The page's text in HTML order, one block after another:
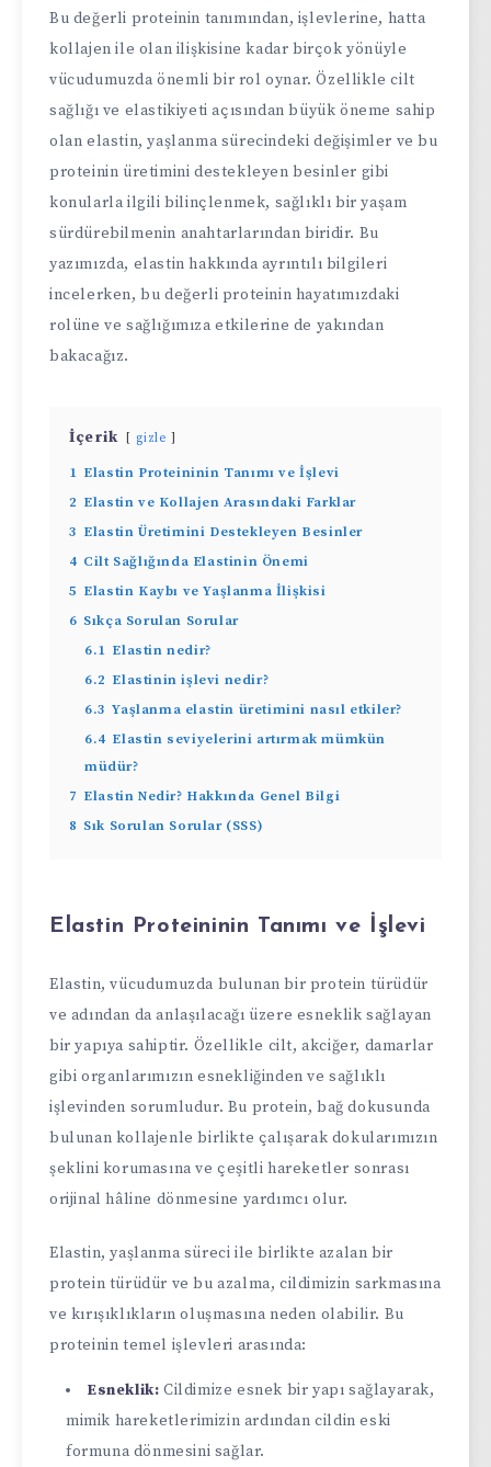
Bu değerli proteinin tanımından, işlevlerine, hatta
kollajen ile olan ilişkisine kadar birçok yönüyle
vücudumuzda önemli bir rol oynar. Özellikle cilt
sağlığı ve elastikiyeti açısından büyük öneme sahip
olan elastin, yaşlanma sürecindeki değişimler ve bu
proteinin üretimini destekleyen besinler gibi
konularla ilgili bilinçlenmek, sağlıklı bir yaşam
sürdürebilmenin anahtarlarından biridir. Bu
yazımızda, elastin hakkında ayrıntılı bilgileri
incelerken, bu değerli proteinin hayatımızdaki
rolüne ve sağlığımıza etkilerine de yakından
bakacağız.
İçerik gizle
1 Elastin Proteininin Tanımı ve İşlevi
2 Elastin ve Kollajen Arasındaki Farklar
3 Elastin Üretimini Destekleyen Besinler
4 Cilt Sağlığında Elastinin Önemi
5 Elastin Kaybı ve Yaşlanma İlişkisi
6 Sıkça Sorulan Sorular
6.1 Elastin nedir?
6.2 Elastinin işlevi nedir?
6.3 Yaşlanma elastin üretimini nasıl etkiler?
6.4 Elastin seviyelerini artırmak mümkün
müdür?
7 Elastin Nedir? Hakkında Genel Bilgi
8 Sık Sorulan Sorular (SSS)
Elastin Proteininin Tanımı ve İşlevi
Elastin, vücudumuzda bulunan bir protein türüdür
ve adından da anlaşılacağı üzere esneklik sağlayan
bir yapıya sahiptir. Özellikle cilt, akciğer, damarlar
gibi organlarımızın esnekliğinden ve sağlıklı
işlevinden sorumludur. Bu protein, bağ dokusunda
bulunan kollajenle birlikte çalışarak dokularımızın
şeklini korumasına ve çeşitli hareketler sonrası
orijinal hâline dönmesine yardımcı olur.
Elastin, yaşlanma süreci ile birlikte azalan bir
protein türüdür ve bu azalma, cildimizin sarkmasına
ve kırışıklıkların oluşmasına neden olabilir. Bu
proteinin temel işlevleri arasında:
Esneklik: Cildimize esnek bir yapı sağlayarak,
mimik hareketlerimizin ardından cildin eski
formuna dönmesini sağlar.